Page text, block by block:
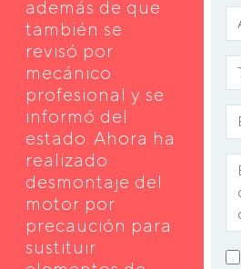
además de que
también se
revisó por
mecánico
profesional y se
informó del
estado. Ahora ha
realizado
desmontaje del
motor por
precaución para
sustituir